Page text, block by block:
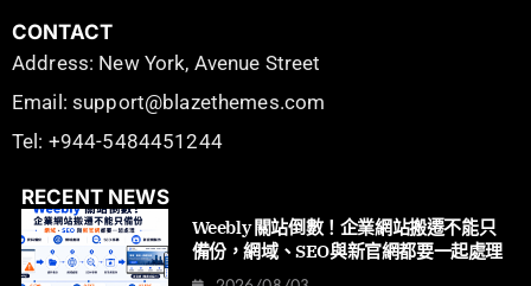
CONTACT
Address: New York, Avenue Street
Email: support@blazethemes.com
Tel: +944-5484451244
RECENT NEWS
Weebly 關站倒數！企業網站搬遷不能只
備份，網域、SEO與新官網都要一起處理